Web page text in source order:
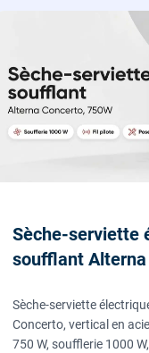
Sèche-serviette
soufflant
Sèche-serviette
Concerto, vertical en
750 W, soufflerie 1000